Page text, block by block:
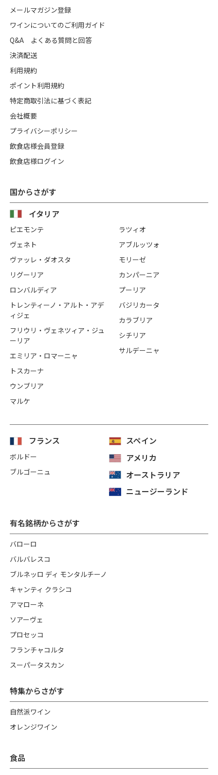
国からさがす
イタリア
ピエモンテ
ヴェネト
ヴァッレ・ダオスタ
リグーリア
ロンバルディア
トレンティーノ・アルト・アデ
ィジェ
フリウリ・ヴェネツィア・ジュ
ーリア
エミリア・ロマーニャ
トスカーナ
ウンブリア
マルケ
ラツィオ
アブルッツォ
モリーゼ
カンパーニア
プーリア
バジリカータ
カラブリア
シチリア
サルデーニャ
フランス
ボルドー
ブルゴーニュ
スペイン
アメリカ
オーストラリア
ニュージーランド
有名銘柄からさがす
バローロ
バルバレスコ
ブルネッロ ディ モンタルチーノ
キャンティ クラシコ
アマローネ
ソアーヴェ
プロセッコ
フランチャコルタ
スーパータスカン
特集からさがす
自然派ワイン
オレンジワイン
食品
メールマガジン登録
ワインについてのご利用ガイド
Q&A よくある質問と回答
決済配送
利用規約
ポイント利用規約
特定商取引法に基づく表記
会社概要
プライバシーポリシー
飲食店様会員登録
飲食店様ログイン